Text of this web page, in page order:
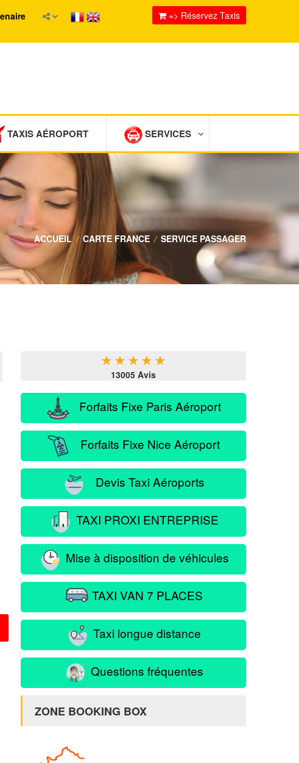
=> Réservez Taxis
TAXIS AÉROPORT SERVICES
ACCUEIL / CARTE FRANCE / SERVICE PASSAGER
★ ★ ★ ★ ★
13005 Avis
Forfaits Fixe Paris Aéroport
Forfaits Fixe Nice Aéroport
Devis Taxi Aéroports
TAXI PROXI ENTREPRISE
Mise à disposition de véhicules
TAXI VAN 7 PLACES
Taxi longue distance
Questions fréquentes
ZONE BOOKING BOX